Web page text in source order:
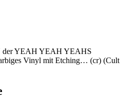
der YEAH YEAH YEAHS
Vinyl mit Etching… (cr) (Cult